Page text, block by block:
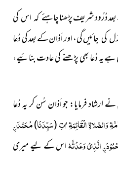
دُرُود شریف پڑھناچاہئے کہ اس کی
کی جائیںگی، اور اَذان کے بعد کی دُعا
دُعا بھی پڑھنے کی عادت بنائیے،
نے ارشاد فرمایا: جو اَذان سُن کر یہ دُعا
وَالصَّلاۃِ الْقَائِمَۃِ اٰتِ(سَیِّدَنَا)مُحَمَّدَنِ
نِالَّذِیْ وَعَدْتَّہٗاس کے ليے میری